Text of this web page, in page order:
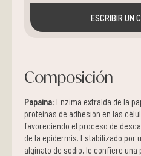
ESCRIBIR UN
Composición
Papaína: Enzima extraída de la
proteínas de adhesión en las
favoreciendo el proceso de
de la epidermis. Estabilizado por
alginato de sodio, le confiere una